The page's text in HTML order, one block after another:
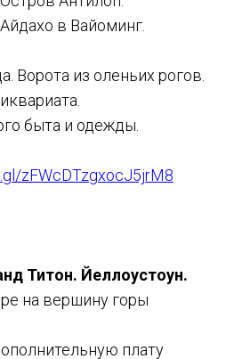
в Вайоминг.
Ворота из оленьих рогов.
быта и одежды.
zFWcDTzgxocJ5jrM8
Титон. Йеллоустоун.
на вершину горы
плату